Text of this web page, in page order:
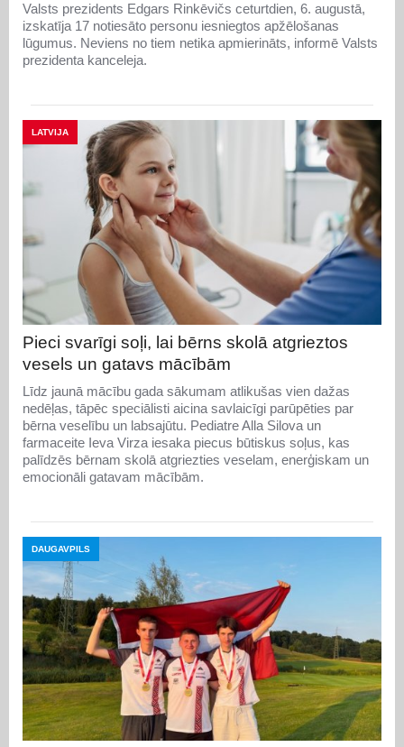
Valsts prezidents Edgars Rinkēvičs ceturtdien, 6. augustā,
izskatīja 17 notiesāto personu iesniegtos apžēlošanas
lūgumus. Neviens no tiem netika apmierināts, informē Valsts
prezidenta kanceleja.
LATVIJA
Pieci svarīgi soļi, lai bērns skolā atgrieztos
vesels un gatavs mācībām
Līdz jaunā mācību gada sākumam atlikušas vien dažas
nedēļas, tāpēc speciālisti aicina savlaicīgi parūpēties par
bērna veselību un labsajūtu. Pediatre Alla Silova un
farmaceite Ieva Virza iesaka piecus būtiskus soļus, kas
palīdzēs bērnam skolā atgriezties veselam, enerģiskam un
emocionāli gatavam mācībām.
DAUGAVPILS